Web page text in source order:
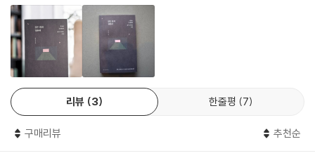
스트 신 역시 쉽사리 잊기 힘든 감흥을 남긴다. 과거와 현재의 시간을 동일
한 선상에서 담아낸 이 장면은 우리가 역사 안에서 무엇을 남기고 기록할
것인지를 묻는다. 인간성을 거세한 아름다움만 남기고 기록할 것인가, 시
대의 엄정한 증인이 될 것인가. 구획과 분리를 택할 것인가, 인간성의 연대
를 택할 것인가. 분쟁과 참사가 여전히 존재하는 오늘날 [존 오브 인터레스
트]가 던지는 질문은 결코 과거의 것만은 아니다.
---「담장을 사이에 둔 낙원과 지옥 - 존 오브 인터레스트」중에서
성한 영화의 가치는 남다르다. 이 책의 제목인 ‘깊은 밤의 영화관’은 그런
가치를 알아보는 사람들이 갖는 고요한 감상의 시간을 은유한다. ‘회복의
밤’, ‘사유의 밤’, ‘공상의 밤’이라는 세 주제의 상영관으로 구성해 독자들이
다양한 영화의 정취를 만끽할 수 있도록 했다. 1관 ‘회복의 밤’은 [애프터
썬]으로 시작해 [로봇 드림]까지, 한 시절을 함께 보낸 이와의 기억, 해소
되지 못한 마음의 회복으로 나아가는 영화들을 소개한다. 2관 ‘사유의
밤’은 [헤어질 결심], [추락의 해부], [존 오브 인터레스트] 등 깊은 사유로
이끄는 영화들, 3관 ‘공상의 밤’은 [에브리씽 에브리웨어 올 앳 원스],
리뷰 3 한줄평 7
구매리뷰 추천순